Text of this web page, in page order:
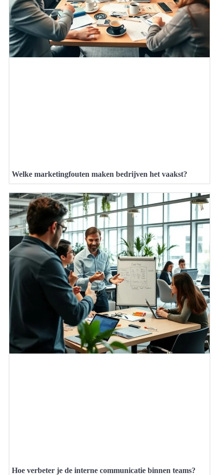
Welke marketingfouten maken bedrijven het vaakst?
Hoe verbeter je de interne communicatie binnen teams?